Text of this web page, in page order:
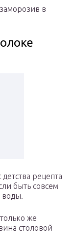
в
рецепта
быть совсем
воды.
же
столовой